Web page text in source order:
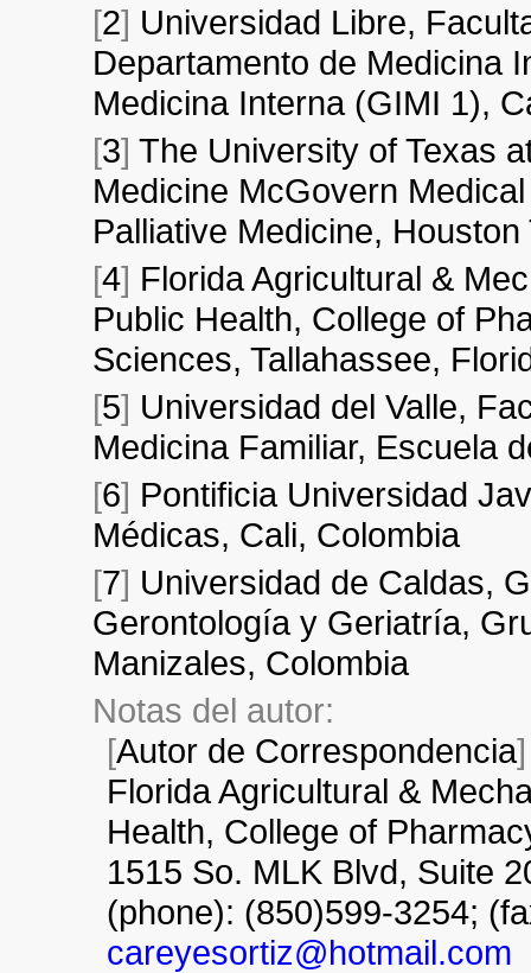
[2] Universidad Libre,
Departamento de Medicina
Medicina Interna (GIMI 1),
[3]The University of Texas
Medicine McGovern
Palliative Medicine, Houston
[4] Florida Agricultural &
Public Health, College of
Sciences, Tallahassee,
[5] Universidad del Valle,
Medicina Familiar, Escuela
[6] Pontificia Universidad
Médicas, Cali, Colombia
[7] Universidad de Caldas,
Gerontología y Geriatría,
Manizales, Colombia
Notas del autor:
[Autor de Correspondencia
Florida Agricultural &
Health, College of
1515 So. MLK Blvd, Suite
(phone): (850)599-3254;
careyesortiz@hotmail.com